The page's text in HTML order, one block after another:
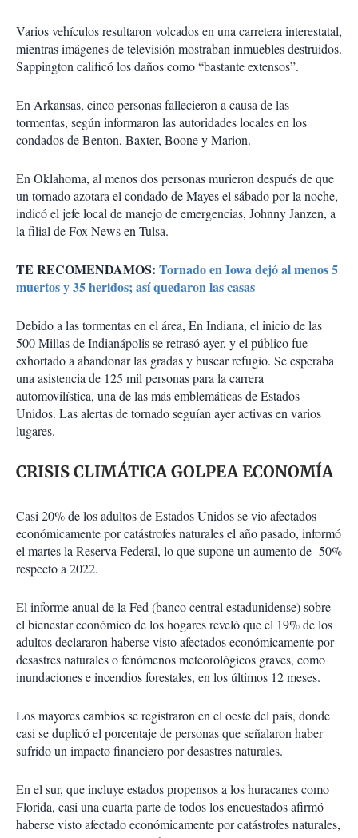
Varios vehículos resultaron volcados en una carretera interestatal,
mientras imágenes de televisión mostraban inmuebles destruidos.
Sappington calificó los daños como “bastante extensos”.
En Arkansas, cinco personas fallecieron a causa de las
tormentas, según informaron las autoridades locales en los
condados de Benton, Baxter, Boone y Marion.
En Oklahoma, al menos dos personas murieron después de que
un tornado azotara el condado de Mayes el sábado por la noche,
indicó el jefe local de manejo de emergencias, Johnny Janzen, a
la filial de Fox News en Tulsa.
TE RECOMENDAMOS: Tornado en Iowa dejó al menos 5
muertos y 35 heridos; así quedaron las casas
Debido a las tormentas en el área, En Indiana, el inicio de las
500 Millas de Indianápolis se retrasó ayer, y el público fue
exhortado a abandonar las gradas y buscar refugio. Se esperaba
una asistencia de 125 mil personas para la carrera
automovilística, una de las más emblemáticas de Estados
Unidos. Las alertas de tornado seguían ayer activas en varios
lugares.
CRISIS CLIMÁTICA GOLPEA ECONOMÍA
Casi 20% de los adultos de Estados Unidos se vio afectados
económicamente por catástrofes naturales el año pasado, informó
el martes la Reserva Federal, lo que supone un aumento de 50%
respecto a 2022.
El informe anual de la Fed (banco central estadunidense) sobre
el bienestar económico de los hogares reveló que el 19% de los
adultos declararon haberse visto afectados económicamente por
desastres naturales o fenómenos meteorológicos graves, como
inundaciones e incendios forestales, en los últimos 12 meses.
Los mayores cambios se registraron en el oeste del país, donde
casi se duplicó el porcentaje de personas que señalaron haber
sufrido un impacto financiero por desastres naturales.
En el sur, que incluye estados propensos a los huracanes como
Florida, casi una cuarta parte de todos los encuestados afirmó
haberse visto afectado económicamente por catástrofes naturales,